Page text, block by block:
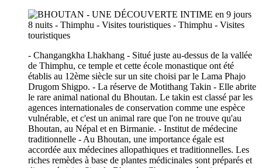
- Changangkha Lhakhang - Situé juste au-dessus de la vallée
de Thimphu, ce temple et cette école monastique ont été
établis au 12ème siècle sur un site choisi par le Lama Phajo
Drugom Shigpo. - La réserve de Motithang Takin - Elle abrite
le rare animal national du Bhoutan. Le takin est classé par les
agences internationales de conservation comme une espèce
vulnérable, et c'est un animal rare que l'on ne trouve qu'au
Bhoutan, au Népal et en Birmanie. - Institut de médecine
traditionnelle - Au Bhoutan, une importance égale est
accordée aux médecines allopathiques et traditionnelles. Les
riches remèdes à base de plantes médicinales sont préparés et